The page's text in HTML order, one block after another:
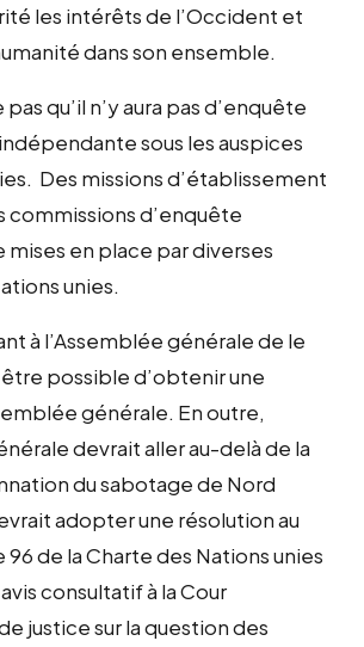
les intérêts de l’Occident et
dans son ensemble.
qu’il n’y aura pas d’enquête
sous les auspices
Des missions d’établissement
commissions d’enquête
en place par diverses
unies.
à l’Assemblée générale de le
possible d’obtenir une
générale. En outre,
devrait aller au-delà de la
du sabotage de Nord
adopter une résolution au
de la Charte des Nations unies
consultatif à la Cour
justice sur la question des